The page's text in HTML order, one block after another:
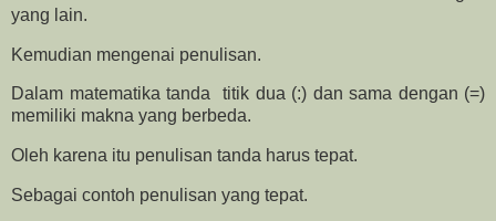
yang lain.
Kemudian mengenai penulisan.
Dalam matematika tanda titik dua (:) dan sama dengan (=)
memiliki makna yang berbeda.
Oleh karena itu penulisan tanda harus tepat.
Sebagai contoh penulisan yang tepat.